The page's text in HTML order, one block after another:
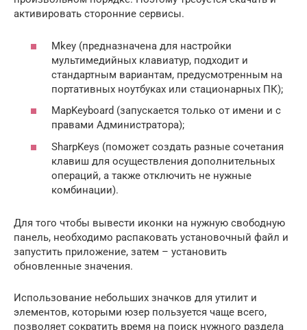
активировать сторонние сервисы.
Mkey (предназначена для настройки
мультимедийных клавиатур, подходит и
стандартным вариантам, предусмотренным на
портативных ноутбуках или стационарных ПК);
MapKeyboard (запускается только от имени и с
правами Администратора);
SharpKeys (поможет создать разные сочетания
клавиш для осуществления дополнительных
операций, а также отключить не нужные
комбинации).
Для того чтобы вывести иконки на нужную свободную
панель, необходимо распаковать установочный файл и
запустить приложение, затем – установить
обновленные значения.
Использование небольших значков для утилит и
элементов, которыми юзер пользуется чаще всего,
позволяет сократить время на поиск нужного раздела